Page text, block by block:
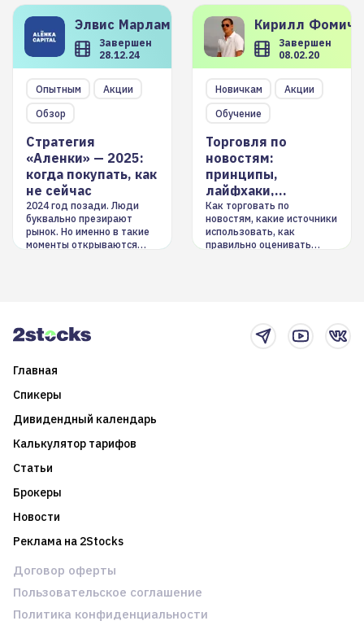
Элвис Марламов
Завершен
28.12.24
Опытным
Акции
Обзор
Стратегия
«Аленки» — 2025:
когда покупать, как
не сейчас
2024 год позади. Люди
буквально презирают
рынок. Но именно в такие
моменты открываются
Кирилл
Завершен
08.02.20
Новичкам
Акции
Обучение
Торговля по
новостям:
принципы,
лайфхаки,
инструменты
Как торговать по
новостям, какие источники
использовать, как
правильно оценивать
Главная
Спикеры
Дивидендный календарь
Калькулятор тарифов
Статьи
Брокеры
Новости
Реклама на 2Stocks
Договор оферты
Пользовательское соглашение
Политика конфиденциальности